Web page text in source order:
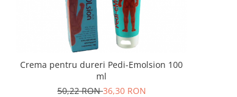
Crema pentru dureri Pedi-Emolsion 100
ml
50,22 RON36,30 RON